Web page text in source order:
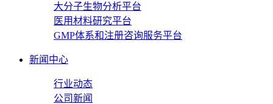
大分子生物分析平台
医用材料研究平台
GMP体系和注册咨询服务平台
新闻中心
行业动态
公司新闻